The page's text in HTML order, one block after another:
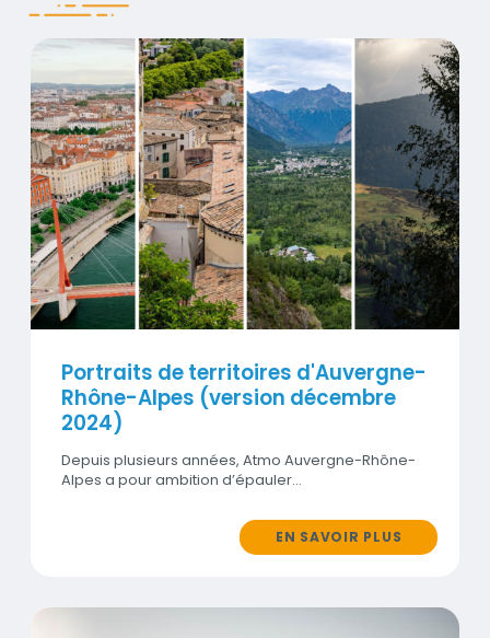
Visuel
Portraits de territoires d'Auvergne-
Rhône-Alpes (version décembre
2024)
Depuis plusieurs années, Atmo Auvergne-Rhône-
Alpes a pour ambition d’épauler…
EN SAVOIR PLUS